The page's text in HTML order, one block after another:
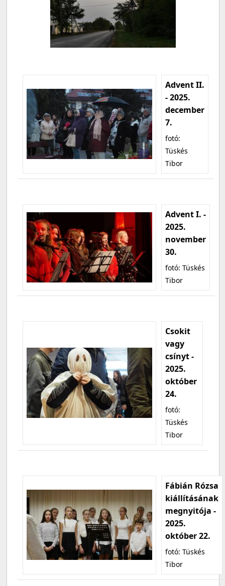
Advent II.
- 2025.
december
7.
fotó:
Tüskés
Tibor
Advent I. -
2025.
november
30.
fotó: Tüskés
Tibor
Csokit
vagy
csínyt -
2025.
október
24.
fotó:
Tüskés
Tibor
Fábián Rózsa
kiállításának
megnyitója -
2025.
október 22.
fotó: Tüskés
Tibor